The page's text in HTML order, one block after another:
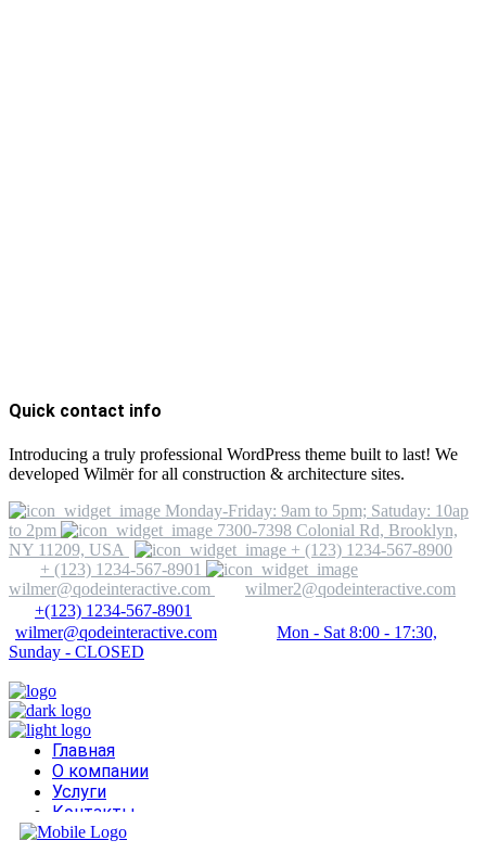
Quick contact info
Introducing a truly professional WordPress theme built to last! We
developed Wilmër for all construction & architecture sites.
Monday-Friday: 9am to 5pm; Satuday: 10ap
to 2pm
7300-7398 Colonial Rd, Brooklyn,
NY 11209, USA
+ (123) 1234-567-8900
+ (123) 1234-567-8901
wilmer@qodeinteractive.com
wilmer2@qodeinteractive.com
+(123) 1234-567-8901
wilmer@qodeinteractive.com
Mon - Sat 8:00 - 17:30,
Sunday - CLOSED
Главная
О компании
Услуги
Контакты